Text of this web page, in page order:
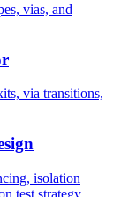
vias, and
via transitions,
isolation
test strategy